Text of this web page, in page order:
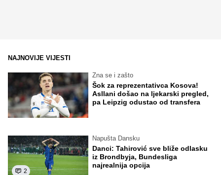
NAJNOVIJE VIJESTI
Zna se i zašto
Šok za reprezentativca Kosova!
Asllani došao na ljekarski pregled,
pa Leipzig odustao od transfera
2
Napušta Dansku
Danci: Tahirović sve bliže odlasku
iz Brondbyja, Bundesliga
najrealnija opcija